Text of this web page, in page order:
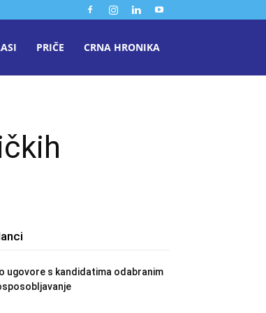
PRIČE CRNA HRONIKA
ugovore s kandidatima odabranim